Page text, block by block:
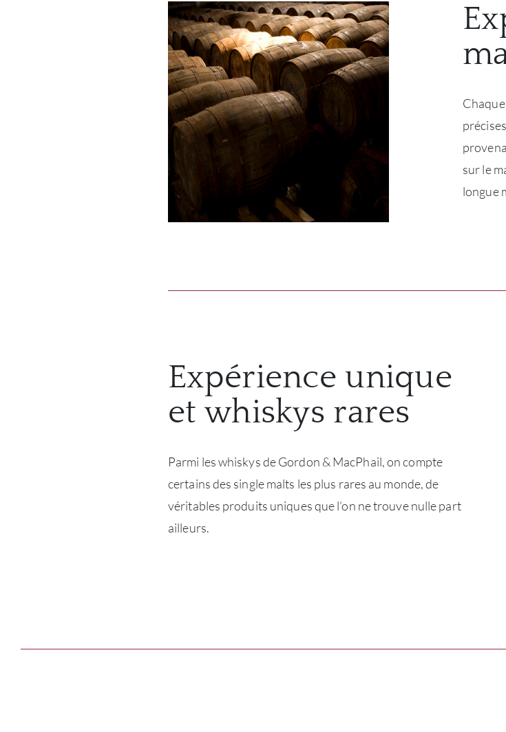
sur le
longue
Expérience unique
et whiskys rares
Parmi les whiskys de Gordon & MacPhail, on compte
certains des single malts les plus rares au monde, de
véritables produits uniques que l’on ne trouve nulle part
ailleurs.